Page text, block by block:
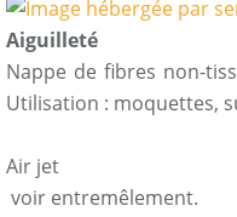
Aiguilleté
Nappe de fibres non-
Utilisation :
Air jet
voir entremêlement.